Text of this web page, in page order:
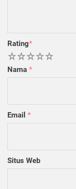
Rating*
5
4
3
2
Nama *
Email *
Situs Web